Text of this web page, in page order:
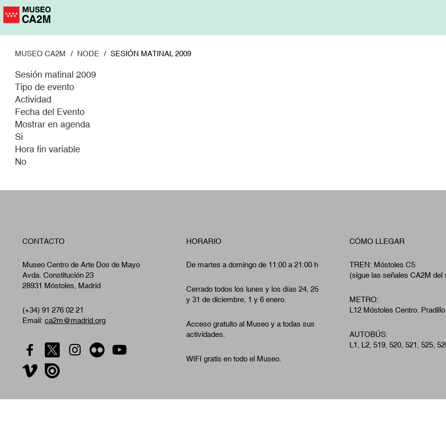
Pasar
MUSEO CA2M NODE SESIÓN MATINAL 2009
Sesión matinal 2009
Tipo de evento
Actividad
Fecha del Evento
Mostrar en agenda
Si
Hora fin variable
No
CONTACTO
Museo Centro de Arte Dos de Mayo
Avda. Constitución 23
28931 Móstoles, Madrid
(+34) 91 276 02 21
Email: ca2m@madrid.org
HORARIO
De martes a domingo de 11:00 a 21:00 h
Cerrado todos los lunes y los días 24, 25
y 31 de diciembre, 1 y 6 enero.
Acceso gratuito al Museo y a todas sus
actividades.
WIFI gratis en todo el Museo.
CÓMO LLEGAR
TREN: Móstoles C5
(sigue las señales CA2M del
METRO:
L12 Móstoles Centro. Pradillo
AUTOBÚS:
L1, L2, 519, 520, 521, 525,